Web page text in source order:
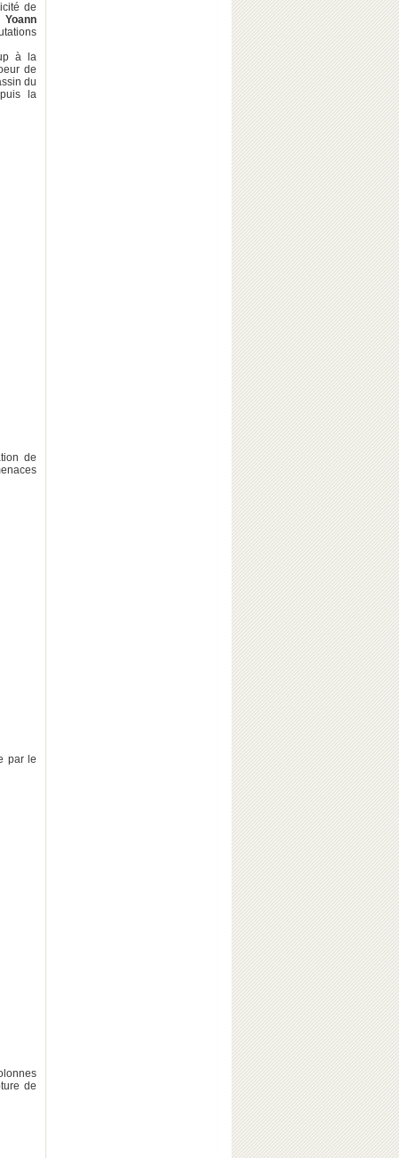
de
Yoann
à la
de
du
la
de
par le
de